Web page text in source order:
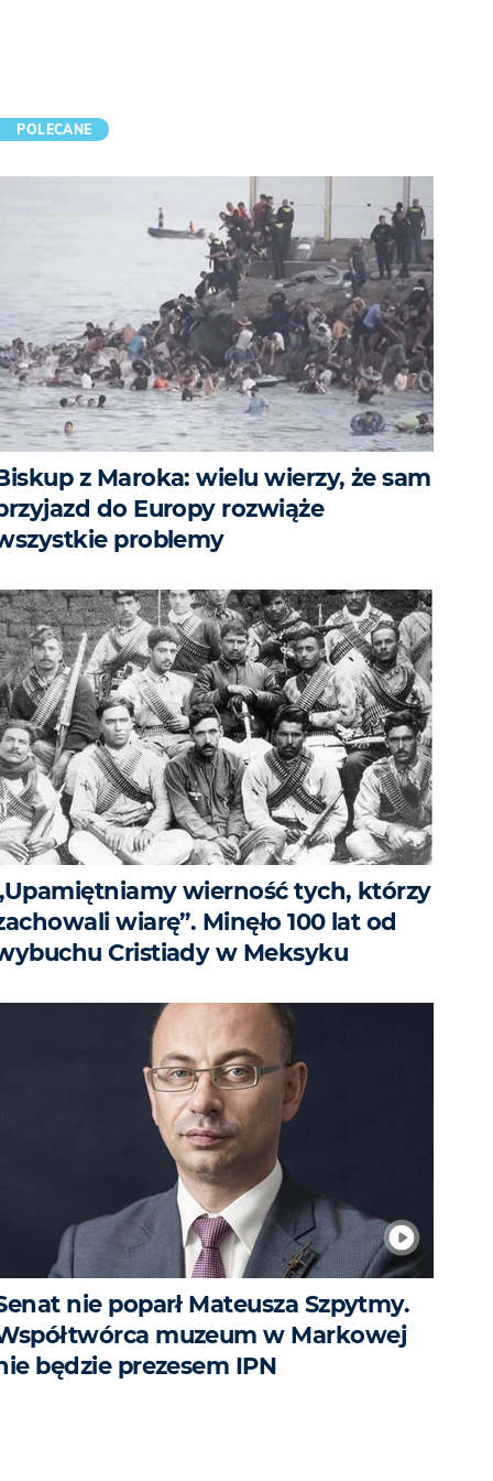
POLECANE
z Maroka: wielu wierzy, że sam
do Europy rozwiąże
problemy
wierność tych, którzy
wiarę”. Minęło 100 lat od
Cristiady w Meksyku
nie poparł Mateusza Szpytmy.
muzeum w Markowej
będzie prezesem IPN